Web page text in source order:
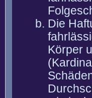
Die
Körper